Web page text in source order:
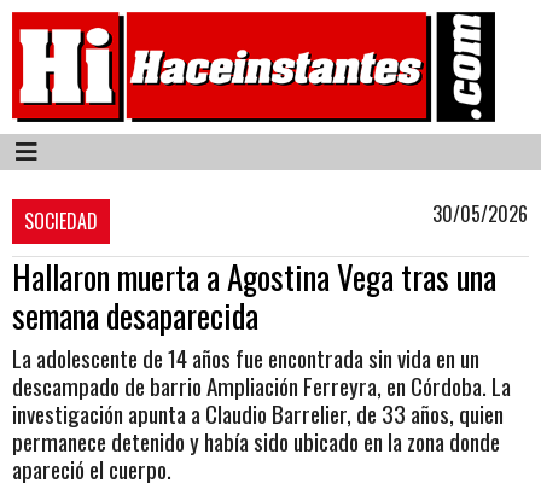
SOCIEDAD 30/05/2026
Hallaron muerta a Agostina Vega tras una
semana desaparecida
La adolescente de 14 años fue encontrada sin vida en un
descampado de barrio Ampliación Ferreyra, en Córdoba. La
investigación apunta a Claudio Barrelier, de 33 años, quien
permanece detenido y había sido ubicado en la zona donde
apareció el cuerpo.